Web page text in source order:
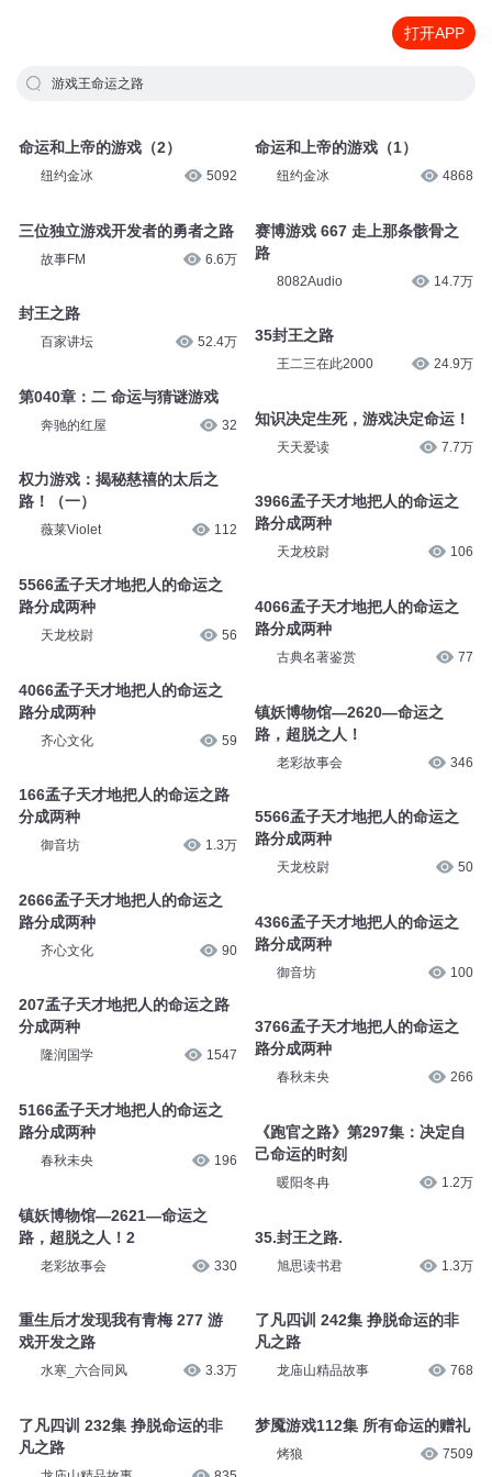
打开APP
游戏王命运之路
命运和上帝的游戏（2）
纽约金冰 5092
三位独立游戏开发者的勇者之路
故事FM 6.6万
封王之路
百家讲坛 52.4万
第040章：二 命运与猜谜游戏
奔驰的红屋 32
权力游戏：揭秘慈禧的太后之
路！（一）
薇莱Violet 112
5566孟子天才地把人的命运之
路分成两种
天龙校尉 56
4066孟子天才地把人的命运之
路分成两种
齐心文化 59
166孟子天才地把人的命运之路
分成两种
御音坊 1.3万
2666孟子天才地把人的命运之
路分成两种
齐心文化 90
207孟子天才地把人的命运之路
分成两种
隆润国学 1547
5166孟子天才地把人的命运之
路分成两种
春秋未央 196
镇妖博物馆—2621—命运之
路，超脱之人！2
老彩故事会 330
重生后才发现我有青梅 277 游
戏开发之路
水寒_六合同风 3.3万
了凡四训 232集 挣脱命运的非
凡之路
命运和上帝的游戏（1）
纽约金冰 4868
赛博游戏 667 走上那条骸骨之
路
8082Audio 14.7万
35封王之路
王二三在此2000 24.9万
知识决定生死，游戏决定命运！
天天爱读 7.7万
3966孟子天才地把人的命运之
路分成两种
天龙校尉 106
4066孟子天才地把人的命运之
路分成两种
古典名著鉴赏 77
镇妖博物馆—2620—命运之
路，超脱之人！
老彩故事会 346
5566孟子天才地把人的命运之
路分成两种
天龙校尉 50
4366孟子天才地把人的命运之
路分成两种
御音坊 100
3766孟子天才地把人的命运之
路分成两种
春秋未央 266
《跑官之路》第297集：决定自
己命运的时刻
暖阳冬冉 1.2万
35.封王之路.
旭思读书君 1.3万
了凡四训 242集 挣脱命运的非
凡之路
龙庙山精品故事 768
梦魇游戏112集 所有命运的赠礼
烤狼 7509